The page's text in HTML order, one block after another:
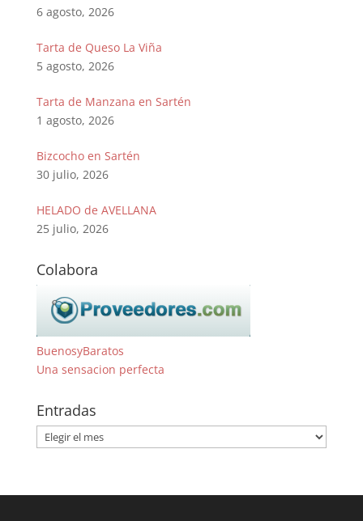
6 agosto, 2026
Tarta de Queso La Viña
5 agosto, 2026
Tarta de Manzana en Sartén
1 agosto, 2026
Bizcocho en Sartén
30 julio, 2026
HELADO de AVELLANA
25 julio, 2026
Colabora
BuenosyBaratos
Una sensacion perfecta
Entradas
Entradas